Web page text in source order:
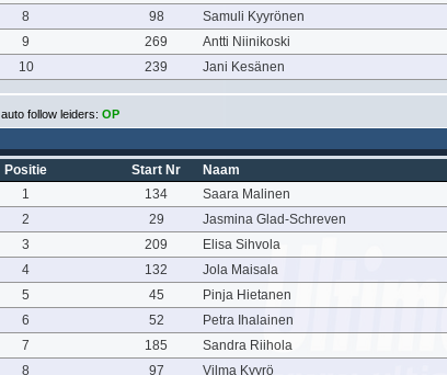
8
98 Samuli Kyyrönen
9
269 Antti Niinikoski
10
239 Jani Kesänen
auto follow leiders: OP
Positie Start Nr Naam
1
134 Saara Malinen
2
29 Jasmina Glad-Schreven
3
209 Elisa Sihvola
4
132 Jola Maisala
5
45 Pinja Hietanen
6
52 Petra Ihalainen
7
185 Sandra Riihola
8
97 Vilma Kyyrö